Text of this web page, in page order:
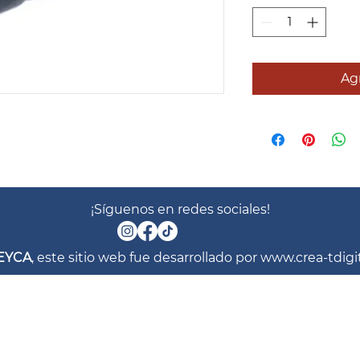
¡Síguenos en redes sociales!
, este sitio web fue desarrollado por www.crea-